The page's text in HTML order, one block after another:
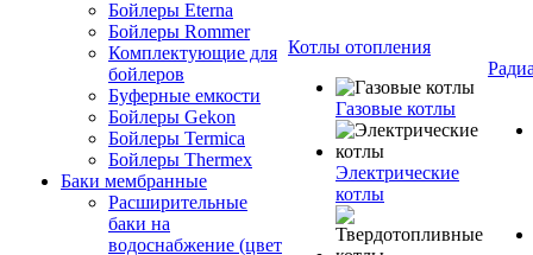
Бойлеры Eterna
Бойлеры Rommer
Комплектующие для
бойлеров
Буферные емкости
Бойлеры Gekon
Бойлеры Termica
Бойлеры Thermex
Баки мембранные
Расширительные
баки на
водоснабжение (цвет
Котлы отопления
Газовые котлы
Электрические
котлы